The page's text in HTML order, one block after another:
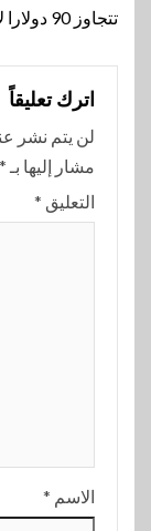
تتجاوز 90 دولارا لأول مرة
اترك تعليقاً
لن يتم نشر
مشار إليها بـ *
التعليق *
الاسم *